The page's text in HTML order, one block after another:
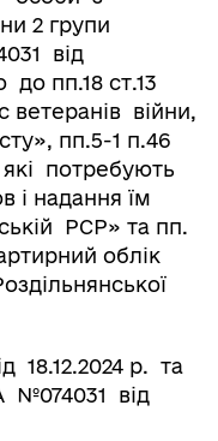
2 групи
від
до пп.18 ст.13
ветеранів війни,
пп.5-1 п.46
потребують
і надання їм
РСР» та пп.
облік
18.12.2024 р. та
№074031 від